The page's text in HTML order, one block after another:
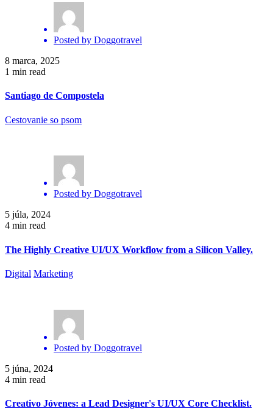
Posted by Doggotravel
8 marca, 2025
1 min read
Santiago de Compostela
Cestovanie so psom
Posted by Doggotravel
5 júla, 2024
4 min read
The Highly Creative UI/UX Workflow from a Silicon Valley.
Digital Marketing
Posted by Doggotravel
5 júna, 2024
4 min read
Creativo Jóvenes: a Lead Designer's UI/UX Core Checklist.